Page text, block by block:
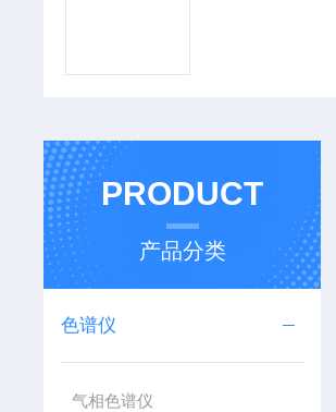
PRODUCT
产品分类
色谱仪
气相色谱仪